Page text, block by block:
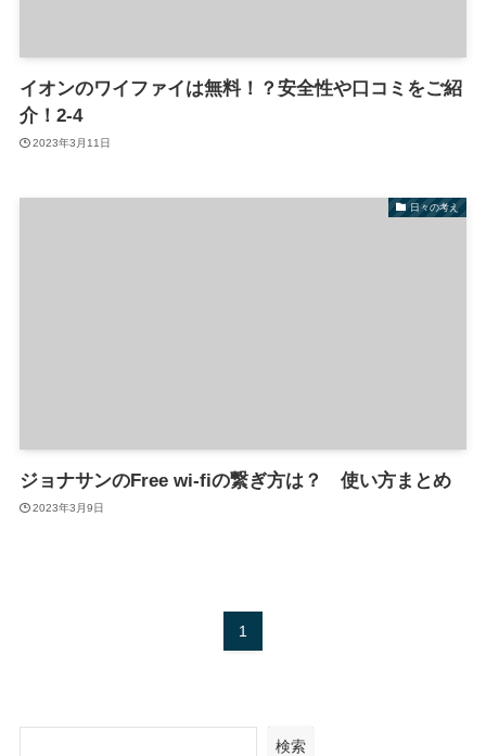
イオンのワイファイは無料！？安全性や口コミをご紹
介！2-4
2023年3月11日
日々の考え
ジョナサンのFree wi-fiの繋ぎ方は？ 使い方まとめ
2023年3月9日
1
検索